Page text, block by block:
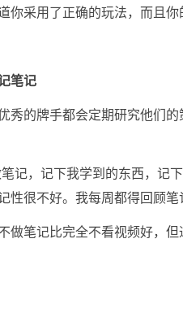
你采用了正确的玩法，而且
笔记
秀的牌手都会定期研究他们
笔记，记下我学到的东西，记
性很不好。我每周都得回顾笔
做笔记比完全不看视频好，